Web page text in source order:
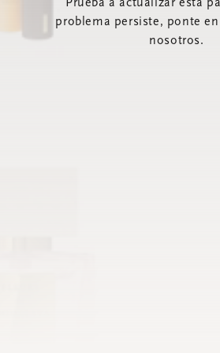
Prueba a actualizar esta
problema persiste, ponte
nosotros.